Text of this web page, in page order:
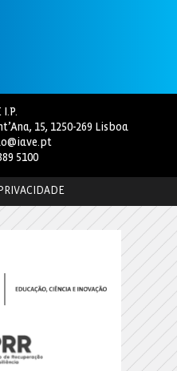
I.P.
15, 1250-269 Lisboa
5100